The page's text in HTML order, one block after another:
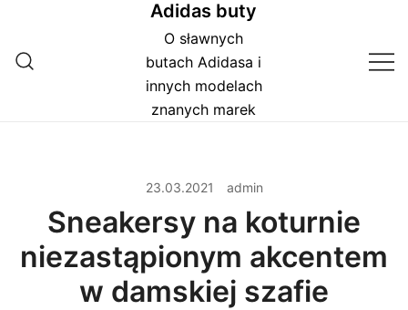
treści
Adidas buty
O sławnych
butach Adidasa i
innych modelach
znanych marek
23.03.2021 admin
Sneakersy na koturnie
niezastąpionym akcentem
w damskiej szafie